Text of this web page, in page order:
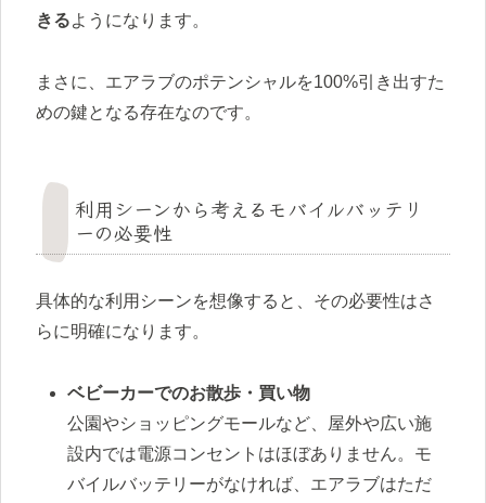
きるようになります。
まさに、エアラブのポテンシャルを100%引き出すた
めの鍵となる存在なのです。
利用シーンから考えるモバイルバッテリ
ーの必要性
具体的な利用シーンを想像すると、その必要性はさ
らに明確になります。
ベビーカーでのお散歩・買い物
公園やショッピングモールなど、屋外や広い施
設内では電源コンセントはほぼありません。モ
バイルバッテリーがなければ、エアラブはただ